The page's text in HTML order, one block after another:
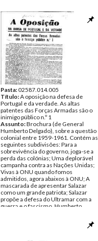
Pasta:02587.014.005
Título:A oposição na defesa de
Portugal e da verdade. As altas
patentes das Forças Armadas são o
inimigo público n.º 1
Assunto:Brochura (de General
Humberto Delgado), sobre a questão
colonial entre 1959-1961. Contém as
seguintes subdivisões: Para a
sobrevivência do governo, joga-se a
perda das colónias; Uma deplorável
campanha contra as Nações Unidas;
Vivas à ONU quando fomos
admitidos, agora abaixos à ONU; A
mascarada de apresentar Salazar
como um grande patriota; Salazar
propõe a defesa do Ultramar com a
guerra e o fascismo, Humberto
Plano colonial do General Humberto